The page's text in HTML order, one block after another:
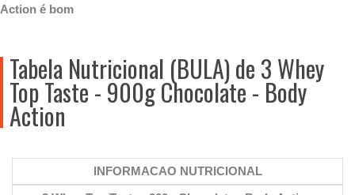
Action é bom
Tabela Nutricional (BULA) de 3 Whey
Top Taste - 900g Chocolate - Body
Action
INFORMACAO NUTRICIONAL